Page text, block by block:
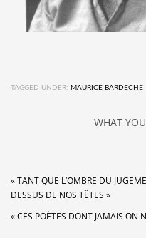
TAGGED UNDER: MAURICE BARDECHE
WHAT
« TANT QUE L’OMBRE DU
DESSUS DE NOS TÊTES »
« CES POÈTES DONT JAMAIS ON